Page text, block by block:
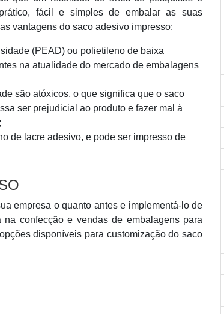
fácil e simples de embalar as suas
vantagens do saco adesivo impresso:
(PEAD) ou polietileno de baixa
na atualidade do mercado de embalagens
são atóxicos, o que significa que o saco
ser prejudicial ao produto e fazer mal à
de lacre adesivo, e pode ser impresso de
empresa o quanto antes e implementá-lo de
confecção e vendas de embalagens para
disponíveis para customização do saco